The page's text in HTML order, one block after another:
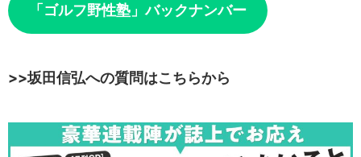
「ゴルフ野性塾」バックナンバー
>>坂田信弘への質問はこちらから